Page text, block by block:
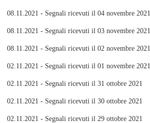
08.11.2021 - Segnali ricevuti il 04 novembre 2021
08.11.2021 - Segnali ricevuti il 03 novembre 2021
08.11.2021 - Segnali ricevuti il 02 novembre 2021
02.11.2021 - Segnali ricevuti il 01 novembre 2021
02.11.2021 - Segnali ricevuti il 31 ottobre 2021
02.11.2021 - Segnali ricevuti il 30 ottobre 2021
02.11.2021 - Segnali ricevuti il 29 ottobre 2021